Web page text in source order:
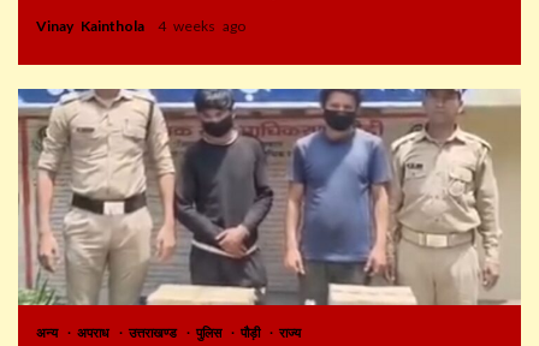
Vinay Kainthola 4 weeks ago
अन्य अपराध उत्तराखण्ड पुलिस पौड़ी राज्य